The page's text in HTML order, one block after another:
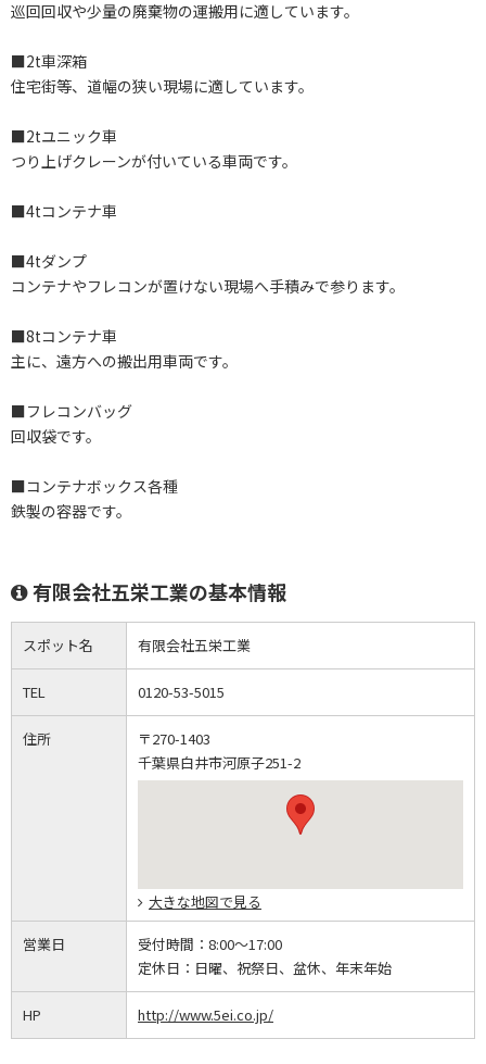
巡回回収や少量の廃棄物の運搬用に適しています。
■2t車深箱
住宅街等、道幅の狭い現場に適しています。
■2tユニック車
つり上げクレーンが付いている車両です。
■4tコンテナ車
■4tダンプ
コンテナやフレコンが置けない現場へ手積みで参ります。
■8tコンテナ車
主に、遠方への搬出用車両です。
■フレコンバッグ
回収袋です。
■コンテナボックス各種
鉄製の容器です。
有限会社五栄工業の基本情報
スポット名 有限会社五栄工業
TEL 0120-53-5015
住所
〒270-1403
千葉県白井市河原子251-2
大きな地図で見る
営業日 受付時間： 8:00～17:00
定休日： 日曜、祝祭日、盆休、年末年始
HP http://www.5ei.co.jp/